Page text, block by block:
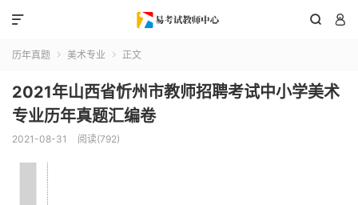
 

历年真题  美术专业  正文
2021年山西省忻州市教师招聘考试中小学美术
专业历年真题汇编卷
2021-08-31 阅读(792)